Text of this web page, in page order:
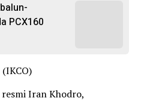
PCX160
Iran Khodro,